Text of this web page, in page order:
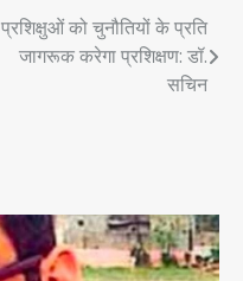
प्रशिक्षुओं को चुनौतियों के प्रति
जागरूक करेगा प्रशिक्षण: डॉ.
सचिन